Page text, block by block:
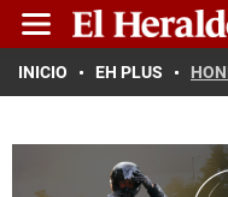
INICIO EH PLUS